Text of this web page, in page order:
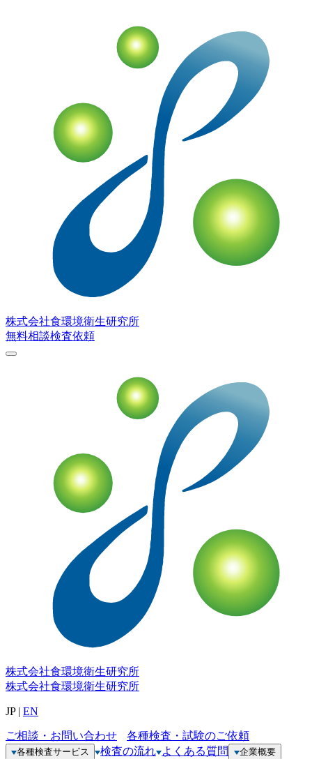
株式会社食環境衛生研究所
無料相談検査依頼
株式会社食環境衛生研究所
株式会社食環境衛生研究所
JP| EN
ご相談・お問い合わせ 各種検査・試験のご依頼
各種検査サービス 検査の流れ よくある質問
企業概要